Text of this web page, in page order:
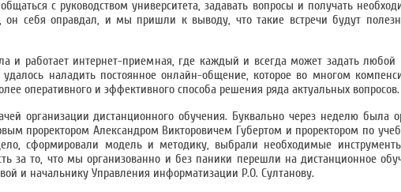
с руководством университета, задавать вопросы и получать
он себя оправдал, и мы пришли к выводу, что такие встречи будут
и работает интернет-приемная, где каждый и всегда может задать любой
наладить постоянное онлайн-общение, которое во многом
оперативного и эффективного способа решения ряда актуальных вопросов.
организации дистанционного обучения. Буквально через неделю была
проректором Александром Викторовичем Губертом и проректором по
сформировали модель и методику, выбрали необходимые
за то, что мы организованно и без паники перешли на дистанционное
и начальнику Управления информатизации Р.О. Султанову.